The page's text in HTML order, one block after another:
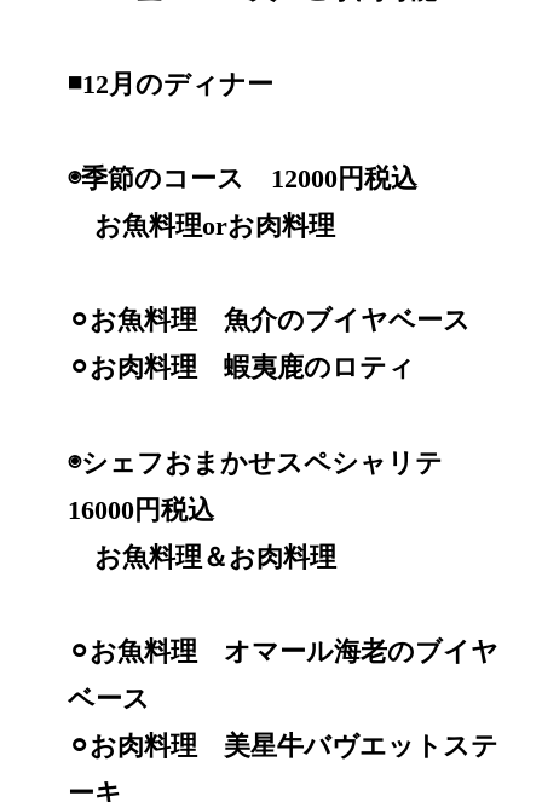
◾️12月のディナー
◉季節のコース 12000円税込
お魚料理orお肉料理
⚪︎お魚料理 魚介のブイヤベース
⚪︎お肉料理 蝦夷鹿のロティ
◉シェフおまかせスペシャリテ
16000円税込
お魚料理＆お肉料理
⚪︎お魚料理 オマール海老のブイヤ
ベース
⚪︎お肉料理 美星牛バヴエットステ
ーキ